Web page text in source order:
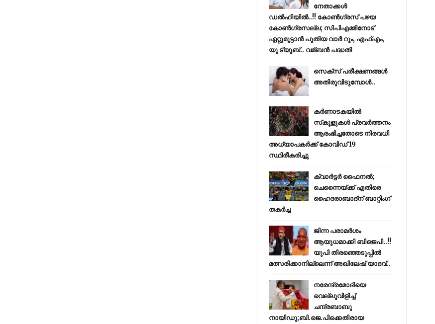
നേതാക്കൾ
ഡൽഹിയിൽ..!! കോണ്‍ഗ്രസ് പഴയ
കോണ്‍ഗ്രസല്ല; സിപിഎമ്മിനോട്
ഏറ്റുമുട്ടാന്‍ പുതിയ വാര്‍ റൂം, എഫ്‌എം,
യു ട്യൂബ്.. വമ്ബന്‍ പദ്ധതി
സെക്സ് പരീക്ഷണങ്ങൾ
അതിരുവിടുമ്പോൾ..
കര്‍ണാടകയില്‍
സ്‌കൂളുകള്‍ പ്രവര്‍ത്തനം
ആരംഭിച്ചതോടെ നിരവധി
അധ്യാപകര്‍ക്ക് കോവിഡ് 19
സ്ഥിരീകരിച്ചു
ക്വാർട്ടർ ഫൈനൽ;
ചെന്നൈയ്ക്ക് എതിരെ
ഹൈദരാബാദ്ന് ബാറ്റിംഗ്
തകർച്ച
ജിന്ന പരാമര്‍ശം
ആയുധമാക്കി ബിജെപി..!!
യുപി തിരഞ്ഞെടുപ്പില്‍
മത്സരിക്കാനില്ലെന്ന് അഖിലേഷ് യാദവ്..
നരേന്ദ്രമോദിയെ
വെല്ലുവിളിച്ച്
ചന്ദ്രബാബു
നായിഡു;ബി.ജെ.പിക്കെതിരായ